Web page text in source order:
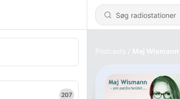
207
Podcasts Maj